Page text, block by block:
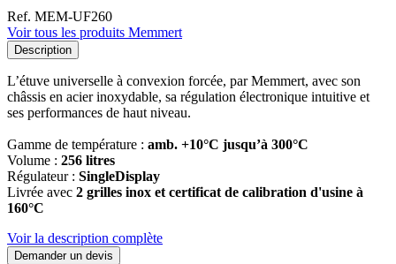
Ref. MEM-UF260
Voir tous les produits Memmert
Description
L’étuve universelle à convexion forcée, par Memmert, avec son
châssis en acier inoxydable, sa régulation électronique intuitive et
ses performances de haut niveau.
Gamme de température : amb. +10°C jusqu’à 300°C
Volume : 256 litres
Régulateur : SingleDisplay
Livrée avec 2 grilles inox et certificat de calibration d'usine à
160°C
Voir la description complète
Demander un devis